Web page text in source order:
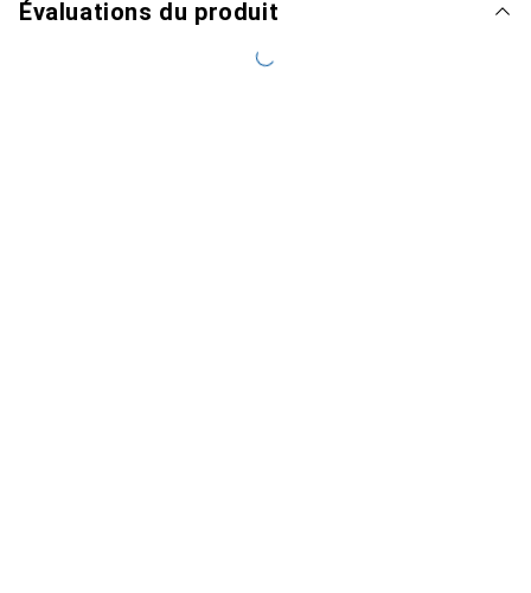
Évaluations du produit